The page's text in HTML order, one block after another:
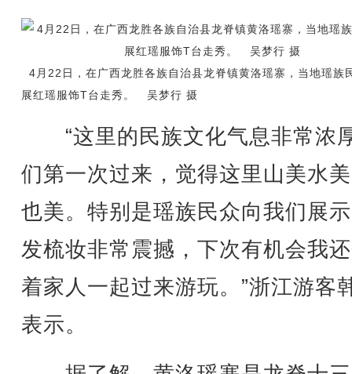
4月22日，在广西龙胜各族自治县龙脊镇黄洛瑶寨，当地瑶族
展红瑶服饰T台走秀。 吴梦行 摄
“这里的民族文化气息非常浓
们第一次过来，觉得这里山美水
也美。特别是瑶族民众向我们展
发梳妆非常震撼，下次有机会我
着家人一起过来游玩。”浙江游客
表示。